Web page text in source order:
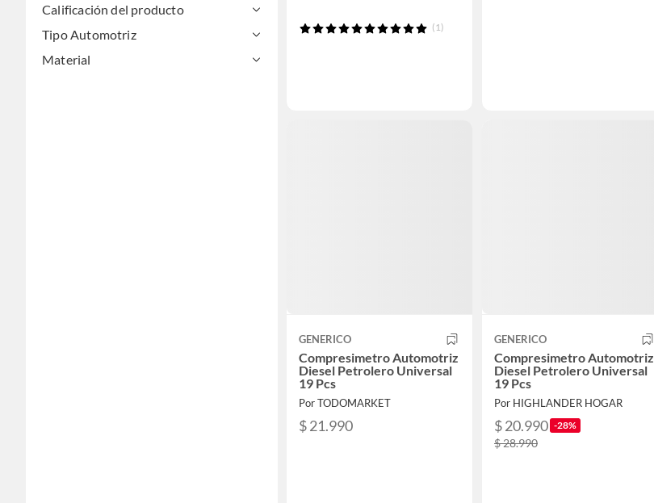
Calificación del producto
Tipo Automotriz
Material
(1)
GENERICO
Compresimetro Automotriz
Diesel Petrolero Universal
19 Pcs
Por TODOMARKET
$ 21.990
GENERICO
Compresimetro Automotriz
Diesel Petrolero Universal
19 Pcs
Por HIGHLANDER HOGAR
$ 20.990 -28%
$ 28.990